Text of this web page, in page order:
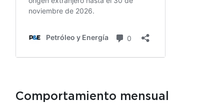
Comportamiento mensual